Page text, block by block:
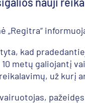
„Regitra“
kad
metų galiojantį
už kurį